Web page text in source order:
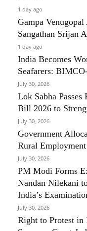
1 day ago
Gampa
Sangathan Srijan
1 day ago
India Becomes
Seafarers:
July 30, 2026
Lok Sabha
Bill 2026 to
July 30, 2026
Government
Rural
July 30, 2026
PM Modi Forms
Nandan Nilekani
India’s
July 30, 2026
Right to Protest in